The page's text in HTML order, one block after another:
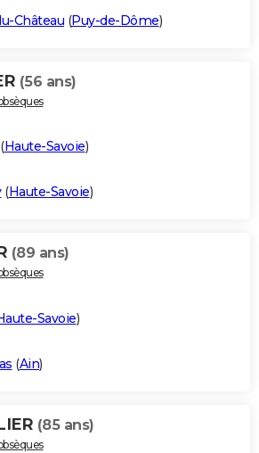
Château (Puy-de-Dôme)
(56 ans)
Haute-Savoie)
(Haute-Savoie)
(89 ans)
Savoie)
(Ain)
(85 ans)